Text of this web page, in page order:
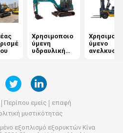
Χρησιμοποιο
ύμενη
υδραυλική
ύμενο
Περίπου εμείς
επαφή
μυστικότητας
εξοπλισμό εξορυκτών Κίνα